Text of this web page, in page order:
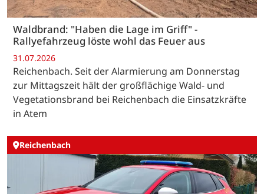
Waldbrand: "Haben die Lage im Griff" -
Rallyefahrzeug löste wohl das Feuer aus
31.07.2026
Reichenbach. Seit der Alarmierung am Donnerstag
zur Mittagszeit hält der großflächige Wald- und
Vegetationsbrand bei Reichenbach die Einsatzkräfte
in Atem
Reichenbach